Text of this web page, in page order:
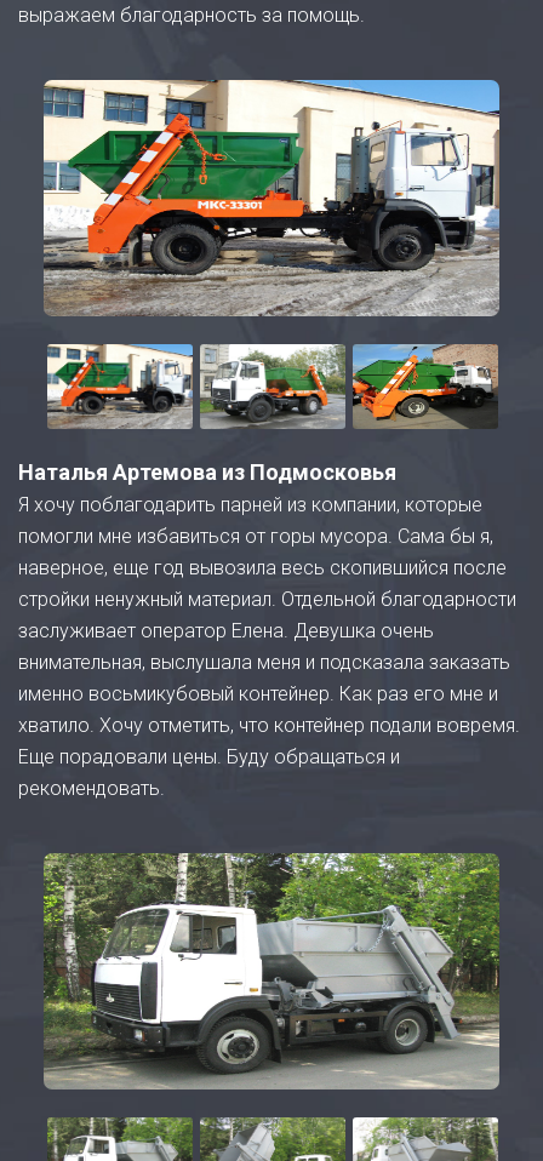
выражаем благодарность за помощь.
Наталья Артемова из Подмосковья
Я хочу поблагодарить парней из компании, которые
помогли мне избавиться от горы мусора. Сама бы я,
наверное, еще год вывозила весь скопившийся после
стройки ненужный материал. Отдельной благодарности
заслуживает оператор Елена. Девушка очень
внимательная, выслушала меня и подсказала заказать
именно восьмикубовый контейнер. Как раз его мне и
хватило. Хочу отметить, что контейнер подали вовремя.
Еще порадовали цены. Буду обращаться и
рекомендовать.